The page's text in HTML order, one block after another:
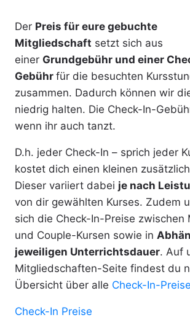
Der Preis für eure gebuchte
Mitgliedschaft setzt sich aus
einer Grundgebühr und einer
Gebühr für die besuchten
zusammen. Dadurch können wir
niedrig halten. Die Check-In-
wenn ihr auch tanzt.
D.h. jeder Check-In – sprich jeder
kostet dich einen kleinen
Dieser variiert dabei je nach
von dir gewählten Kurses. Zudem
sich die Check-In-Preise zwischen
und Couple-Kursen sowie in
jeweiligen Unterrichtsdauer. Auf
Mitgliedschaften-Seite findest du
Übersicht über alle Check-In-Preise
Check-In Preise